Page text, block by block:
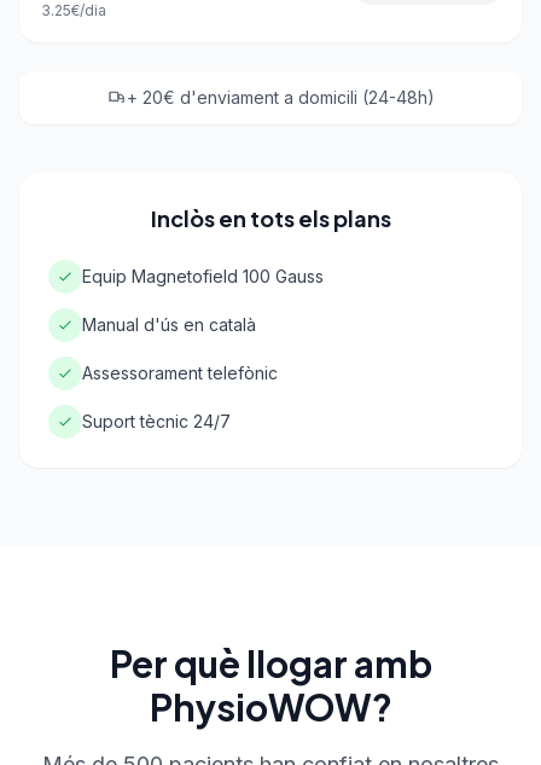
3.25€/dia
+ 20€ d'enviament a domicili (24-48h)
Inclòs en tots els plans
Equip Magnetofield 100 Gauss
Manual d'ús en català
Assessorament telefònic
Suport tècnic 24/7
Per què llogar amb
PhysioWOW?